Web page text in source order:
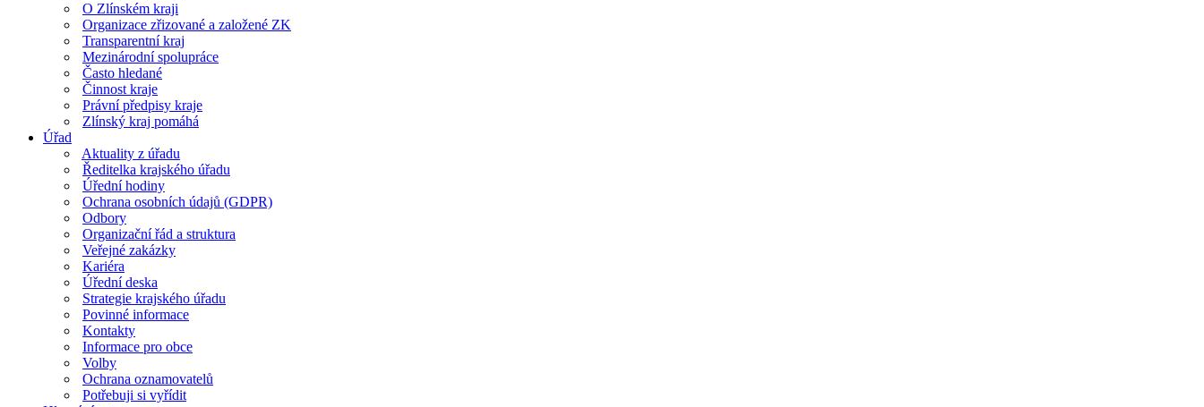
O Zlínském kraji
Organizace zřizované a založené ZK
Transparentní kraj
Mezinárodní spolupráce
Často hledané
Činnost kraje
Právní předpisy kraje
Zlínský kraj pomáhá
Úřad
Aktuality z úřadu
Ředitelka krajského úřadu
Úřední hodiny
Ochrana osobních údajů (GDPR)
Odbory
Organizační řád a struktura
Veřejné zakázky
Kariéra
Úřední deska
Strategie krajského úřadu
Povinné informace
Kontakty
Informace pro obce
Volby
Ochrana oznamovatelů
Potřebuji si vyřídit